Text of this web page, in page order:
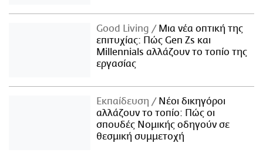
Good Living
Μια νέα οπτική της
επιτυχίας: Πώς Gen Zs και
Millennials αλλάζουν το τοπίο της
εργασίας
Εκπαίδευση
Νέοι δικηγόροι
αλλάζουν το τοπίο: Πώς οι
σπουδές Νομικής οδηγούν σε
θεσμική συμμετοχή